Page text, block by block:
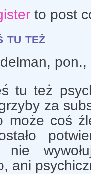
to post
tu też
,
tu też
za
może coś
nie
ani